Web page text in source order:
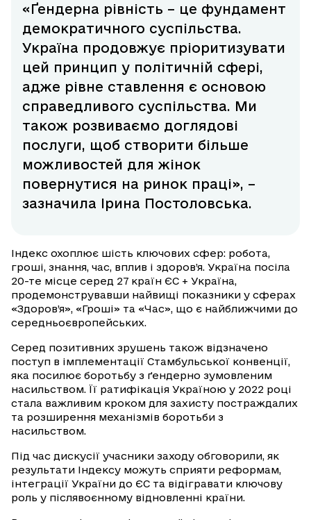
«Ґендерна рівність – це фундамент
демократичного суспільства.
Україна продовжує пріоритизувати
цей принцип у політичній сфері,
адже рівне ставлення є основою
справедливого суспільства. Ми
також розвиваємо доглядові
послуги, щоб створити більше
можливостей для жінок
повернутися на ринок праці», –
зазначила Ірина Постоловська.
Індекс охоплює шість ключових сфер: робота,
гроші, знання, час, вплив і здоров’я. Україна посіла
20-те місце серед 27 країн ЄС + Україна,
продемонструвавши найвищі показники у сферах
«Здоров’я», «Гроші» та «Час», що є найближчими до
середньоєвропейських.
Серед позитивних зрушень також відзначено
поступ в імплементації Стамбульської конвенції,
яка посилює боротьбу з ґендерно зумовленим
насильством. Її ратифікація Україною у 2022 році
стала важливим кроком для захисту постраждалих
та розширення механізмів боротьби з
насильством.
Під час дискусії учасники заходу обговорили, як
результати Індексу можуть сприяти реформам,
інтеграції України до ЄС та відігравати ключову
роль у післявоєнному відновленні країни.